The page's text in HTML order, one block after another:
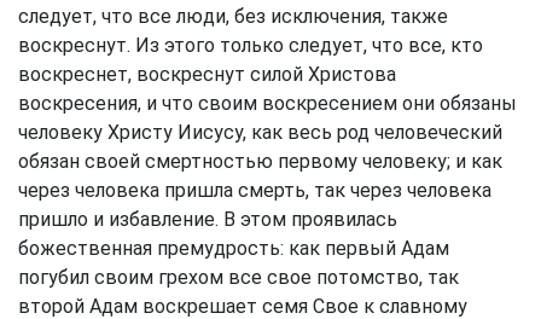
следует, что все люди, без исключения, также
воскреснут. Из этого только следует, что все, кто
воскреснет, воскреснут силой Христова
воскресения, и что своим воскресением они обязаны
человеку Христу Иисусу, как весь род человеческий
обязан своей смертностью первому человеку; и как
через человека пришла смерть, так через человека
пришло и избавление. В этом проявилась
божественная премудрость: как первый Адам
погубил своим грехом все свое потомство, так
второй Адам воскрешает семя Свое к славному